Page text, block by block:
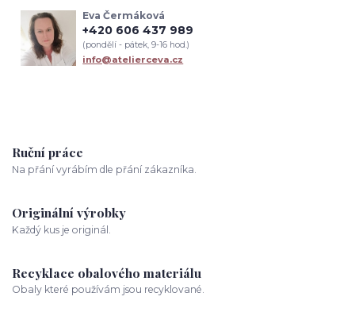
Eva Čermáková
+420 606 437 989
(pondělí - pátek, 9-16 hod.)
info@atelierceva.cz
Ruční práce
Na přání vyrábím dle přání zákazníka.
Originální výrobky
Každý kus je originál.
Recyklace obalového materiálu
Obaly které používám jsou recyklované.